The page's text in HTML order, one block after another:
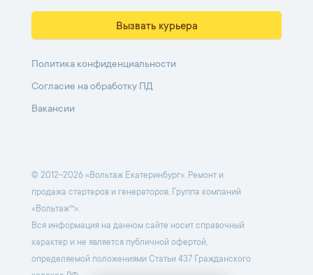
Вызвать курьера
Политика конфиденциальности
Согласие на обработку ПД
Вакансии
© 2012-2026 «Вольтаж Екатеринбург». Ремонт и
продажа стартеров и генераторов. Группа компаний
«Вольтаж™».
Вся информация на данном сайте носит справочный
характер и не является публичной офертой,
определяемой положениями Статьи 437 Гражданского